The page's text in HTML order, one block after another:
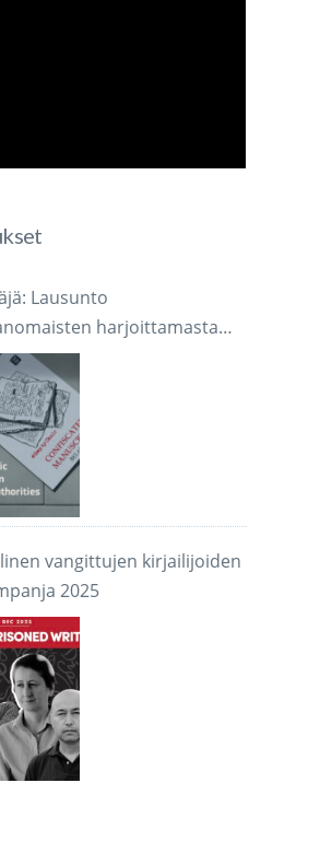
Lausunto
harjoittamasta
käsikirjoitusten
ja tuhoamisesta
vangittujen kirjailijoiden
2025